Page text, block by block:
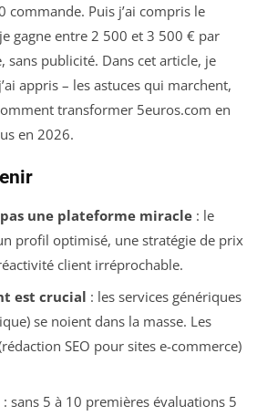
commande. Puis j’ai compris le
gagne entre 2 500 et 3 500 € par
sans publicité. Dans cet article, je
appris – les astuces qui marchent,
transformer 5euros.com en
en 2026.
pas une plateforme miracle: le
profil optimisé, une stratégie de prix
client irréprochable.
est crucial : les services génériques
se noient dans la masse. Les
SEO pour sites e-commerce)
: sans 5 à 10 premières évaluations 5